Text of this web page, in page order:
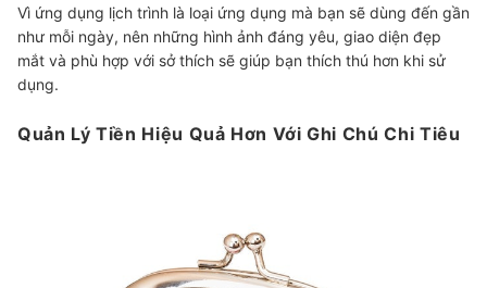
Vì ứng dụng lịch trình là loại ứng dụng mà bạn sẽ dùng đến gần
như mỗi ngày, nên những hình ảnh đáng yêu, giao diện đẹp
mắt và phù hợp với sở thích sẽ giúp bạn thích thú hơn khi sử
dụng.
Quản Lý Tiền Hiệu Quả Hơn Với Ghi Chú Chi Tiêu